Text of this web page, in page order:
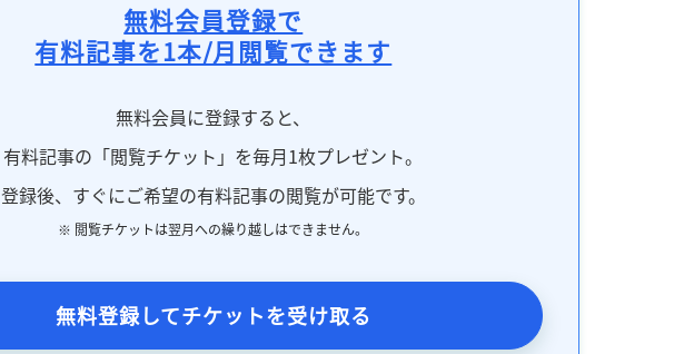
無料会員登録で
有料記事を1本/月閲覧できます
無料会員に登録すると、
有料記事の「閲覧チケット」を毎月1枚プレゼント。
登録後、すぐにご希望の有料記事の閲覧が可能です。
※ 閲覧チケットは翌月への繰り越しはできません。
無料登録してチケットを受け取る